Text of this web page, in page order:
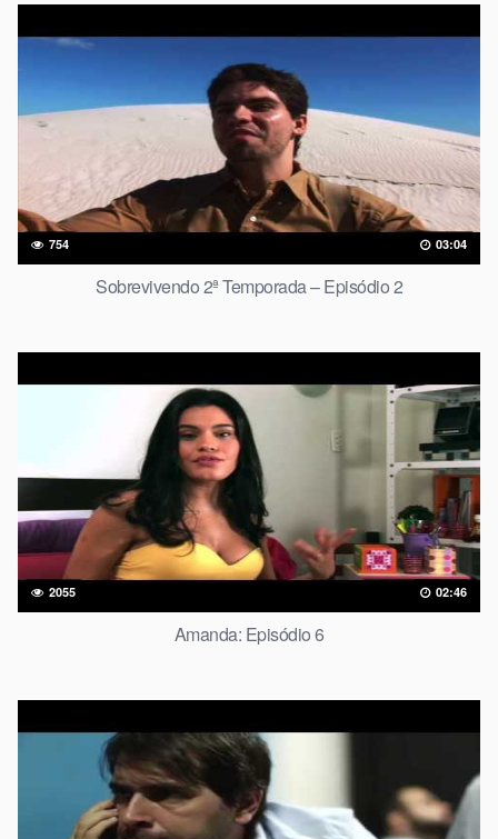
754 03:04
Sobrevivendo 2ª Temporada – Episódio 2
2055 02:46
Amanda: Episódio 6